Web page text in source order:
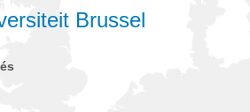
Brussel